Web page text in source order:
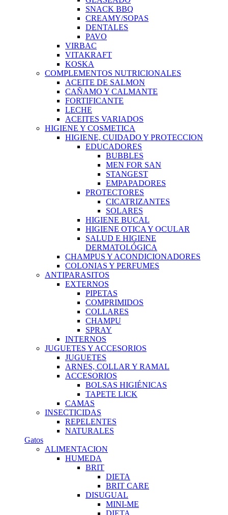
SNACK BBQ
CREAMY/SOPAS
DENTALES
PAVO
VIRBAC
VITAKRAFT
KOSKA
COMPLEMENTOS NUTRICIONALES
ACEITE DE SALMON
CAÑAMO Y CALMANTE
FORTIFICANTE
LECHE
ACEITES VARIADOS
HIGIENE Y COSMETICA
HIGIENE, CUIDADO Y PROTECCION
EDUCADORES
BUBBLES
MEN FOR SAN
STANGEST
EMPAPADORES
PROTECTORES
CICATRIZANTES
SOLARES
HIGIENE BUCAL
HIGIENE OTICA Y OCULAR
SALUD E HIGIENE
DERMATOLÓGICA
CHAMPUS Y ACONDICIONADORES
COLONIAS Y PERFUMES
ANTIPARASITOS
EXTERNOS
PIPETAS
COMPRIMIDOS
COLLARES
CHAMPU
SPRAY
INTERNOS
JUGUETES Y ACCESORIOS
JUGUETES
ARNES, COLLAR Y RAMAL
ACCESORIOS
BOLSAS HIGIÉNICAS
TAPETE LICK
CAMAS
INSECTICIDAS
REPELENTES
NATURALES
Gatos
ALIMENTACION
HUMEDA
BRIT
DIETA
BRIT CARE
DISUGUAL
MINI-ME
DIETA